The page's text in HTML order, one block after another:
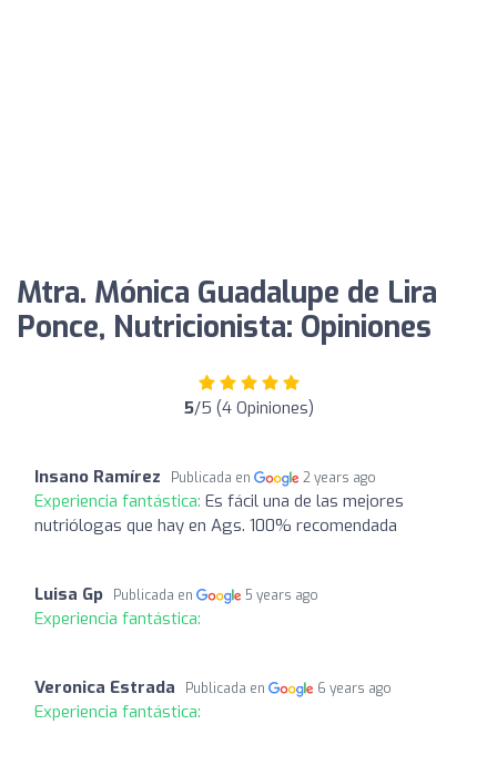
Mtra. Mónica Guadalupe de Lira
Ponce, Nutricionista: Opiniones
5/5 (4 Opiniones)
Insano Ramírez Publicada en 2 years ago
Experiencia fantástica: Es fácil una de las mejores
nutriólogas que hay en Ags. 100% recomendada
Luisa Gp Publicada en 5 years ago
Experiencia fantástica:
Veronica Estrada Publicada en 6 years ago
Experiencia fantástica: